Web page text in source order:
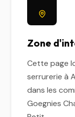
Zone
Cette page
serrurerie à
dans les
Goegnies